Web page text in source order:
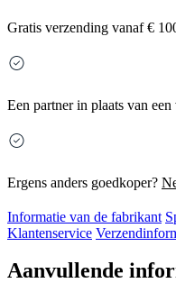
Gratis verzending vanaf €
Een partner in plaats van
Ergens anders goedkoper?
Informatie van de fabrikant
Klantenservice
Aanvullende